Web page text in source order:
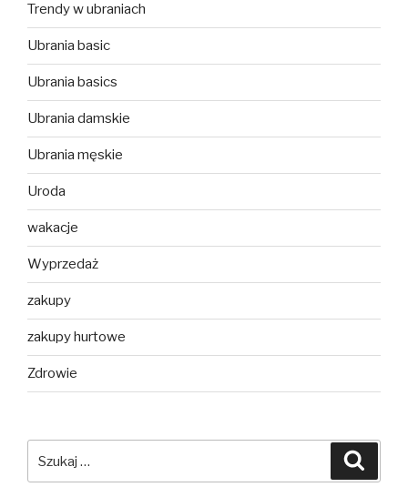
Trendy w ubraniach
Ubrania basic
Ubrania basics
Ubrania damskie
Ubrania męskie
Uroda
wakacje
Wyprzedaż
zakupy
zakupy hurtowe
Zdrowie